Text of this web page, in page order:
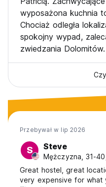
wyposażona kuchnia
Chociaż odległa
spokojny wypad,
zwiedzania Dolomitów.
Przebywał w lip 2026
S Steve
Mężczyzna, 31-
Great hostel, great
very expensive for what